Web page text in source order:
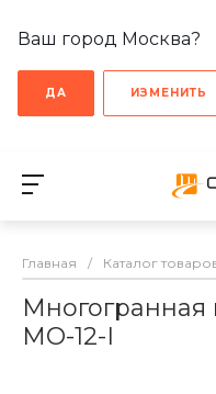
Ваш город Москва?
ДА ИЗМЕНИТЬ
Главная / Каталог
Многогранная
МО-12-I